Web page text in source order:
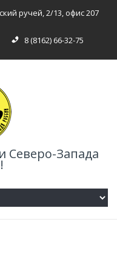
ручей, 2/13, офис 207
8 (8162) 66-32-75
Северо-Запада